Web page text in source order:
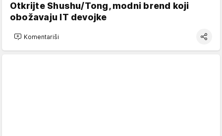
Otkrijte Shushu/Tong, modni brend koji
obožavaju IT devojke
Komentariši